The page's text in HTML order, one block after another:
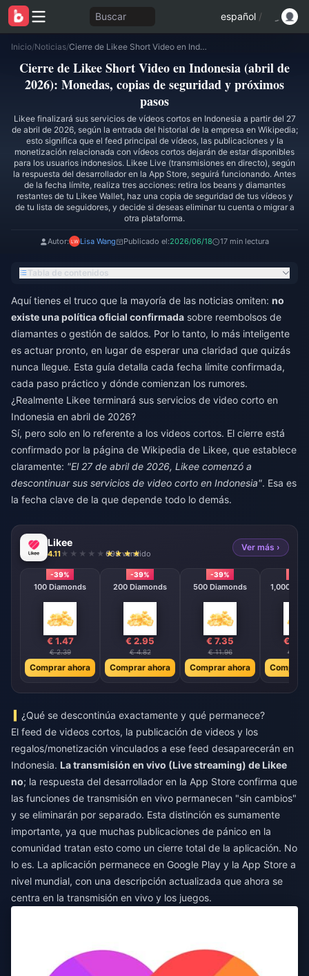
Buscar español /
Inicio/Noticias/ Cierre de Likee Short Video en Indonesia (abril de 2026): Monedas, copias de seguridad y próximos pasos
Cierre de Likee Short Video en Indonesia (abril de
2026): Monedas, copias de seguridad y próximos
pasos
Likee finalizará sus servicios de vídeos cortos en Indonesia a partir del 27
de abril de 2026, según la entrada del historial de la empresa en Wikipedia;
esto significa que el feed principal de vídeos, las publicaciones y la
monetización relacionada con vídeos cortos dejarán de estar disponibles
para los usuarios indonesios. Likee Live (transmisiones en directo), según
la respuesta del desarrollador en la App Store, seguirá funcionando. Antes
de la fecha límite, realiza tres acciones: retira los beans y diamantes
restantes de tu Likee Wallet, haz una copia de seguridad de tus vídeos y
de tu lista de seguidores, y decide si deseas eliminar tu cuenta o migrar a
otra plataforma.
Autor: Lisa Wang Publicado el:2026/06/18 17 min lectura
Tabla de contenidos
Aquí tienes el truco que la mayoría de las noticias omiten: no
existe una política oficial confirmada sobre reembolsos de
diamantes o gestión de saldos. Por lo tanto, lo más inteligente
es actuar pronto, en lugar de esperar una claridad que quizás
nunca llegue. Esta guía detalla cada fecha límite confirmada,
cada paso práctico y dónde comienzan los rumores.
¿Realmente Likee terminará sus servicios de video corto en
Indonesia en abril de 2026?
Sí, pero solo en lo referente a los videos cortos. El cierre está
confirmado por la página de Wikipedia de Likee, que establece
claramente: "El 27 de abril de 2026, Likee comenzó a
descontinuar sus servicios de video corto en Indonesia". Esa es
la fecha clave de la que depende todo lo demás.
Likee
4.11 698 vendido
Ver más ›
-39%
100 Diamonds
€ 1.47
€ 2.39
Comprar ahora
-39%
200 Diamonds
€ 2.95
€ 4.82
Comprar ahora
-39%
500 Diamonds
€ 7.35
€ 11.96
Comprar ahora
1,000
€
€
Comprar
¿Qué se descontinúa exactamente y qué permanece?
El feed de videos cortos, la publicación de videos y los
regalos/monetización vinculados a ese feed desaparecerán en
Indonesia. La transmisión en vivo (Live streaming) de Likee
no; la respuesta del desarrollador en la App Store confirma que
las funciones de transmisión en vivo permanecen "sin cambios"
y se eliminarán por separado. Esta distinción es sumamente
importante, ya que muchas publicaciones de pánico en la
comunidad tratan esto como un cierre total de la aplicación. No
lo es. La aplicación permanece en Google Play y la App Store a
nivel mundial, con una descripción actualizada que ahora se
centra en la transmisión en vivo y los juegos.